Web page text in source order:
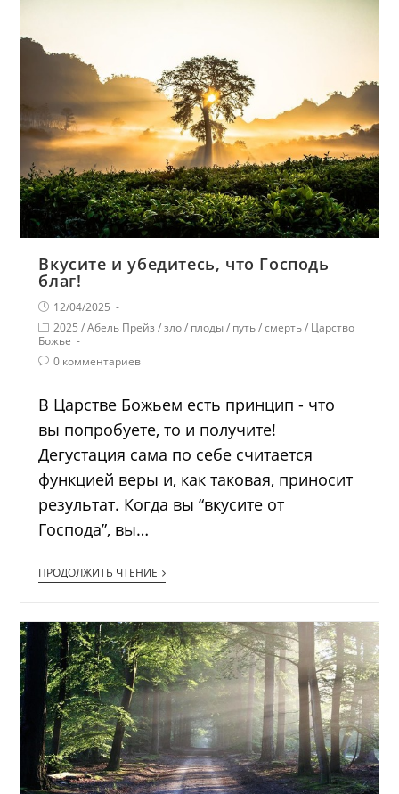
Вкусите и убедитесь, что Господь
благ!
12/04/2025
2025 / Абель Прейз / зло / плоды / путь / смерть / Царство
Божье
0 комментариев
В Царстве Божьем есть принцип - что
вы попробуете, то и получите!
Дегустация сама по себе считается
функцией веры и, как таковая, приносит
результат. Когда вы “вкусите от
Господа”, вы…
ПРОДОЛЖИТЬ ЧТЕНИЕ